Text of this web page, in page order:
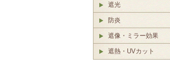
遮光
防炎
遮像・ミラー効果
遮熱・UVカット